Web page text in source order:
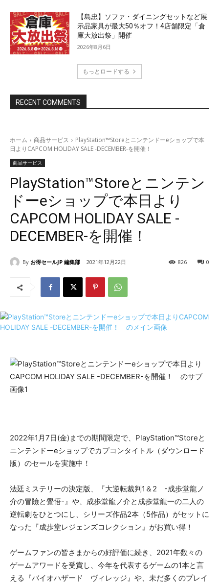
【島忠】ソファ・ダイニングセットなど展
示品家具が最大50％オフ！4店舗限定「倉
庫大放出祭」開催
2026年8月6日
もっとロードする
RECENT COMMENTS